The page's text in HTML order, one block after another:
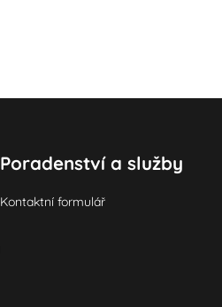
Poradenství a služby
Kontaktní formulář